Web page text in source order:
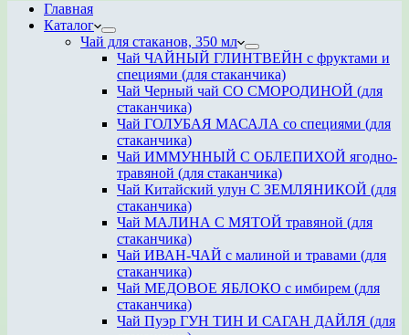
Главная
Каталог
Чай для стаканов, 350 мл
Чай ЧАЙНЫЙ ГЛИНТВЕЙН с фруктами и
специями (для стаканчика)
Чай Черный чай СО СМОРОДИНОЙ (для
стаканчика)
Чай ГОЛУБАЯ МАСАЛА со специями (для
стаканчика)
Чай ИММУННЫЙ С ОБЛЕПИХОЙ ягодно-
травяной (для стаканчика)
Чай Китайский улун С ЗЕМЛЯНИКОЙ (для
стаканчика)
Чай МАЛИНА С МЯТОЙ травяной (для
стаканчика)
Чай ИВАН-ЧАЙ с малиной и травами (для
стаканчика)
Чай МЕДОВОЕ ЯБЛОКО с имбирем (для
стаканчика)
Чай Пуэр ГУН ТИН И САГАН ДАЙЛЯ (для